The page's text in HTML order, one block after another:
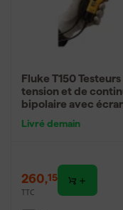
Fluke T150 Testeurs
tension et de
bipolaire avec
tension ajustable -
Livré demain
260,15
TTC